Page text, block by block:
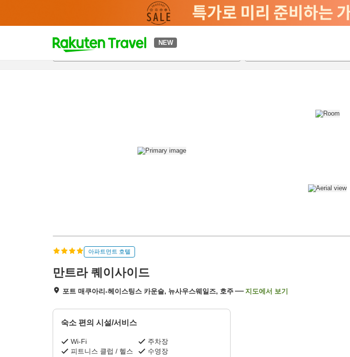
NEW
t
p
개요객실 & 숙박 상품이용 후기 편의 시설/서비스
아파트먼트 호텔
만트라 퀘이사이드
포트 매쿠아리-헤이스팅스 카운슬, 뉴사우스웨일즈, 호주 지도에서 보기
숙소 편의 시설/서비스
Wi-Fi
주차장
피트니스 클럽 / 헬스
수영장